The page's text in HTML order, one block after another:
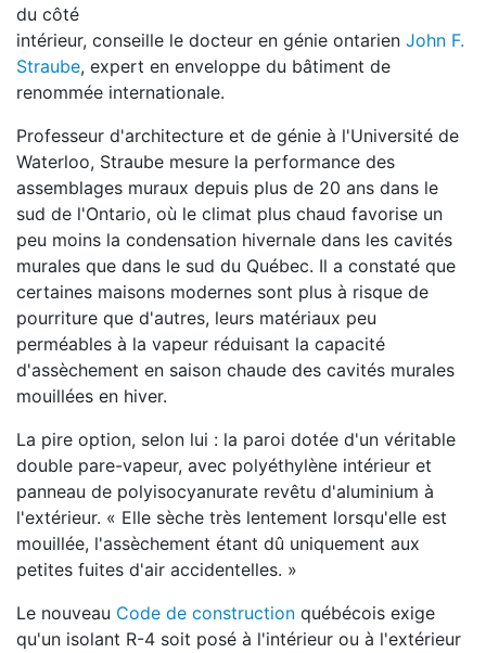
du côté
intérieur, conseille le docteur en génie ontarien John F.
Straube, expert en enveloppe du bâtiment de
renommée internationale.
Professeur d'architecture et de génie à l'Université de
Waterloo, Straube mesure la performance des
assemblages muraux depuis plus de 20 ans dans le
sud de l'Ontario, où le climat plus chaud favorise un
peu moins la condensation hivernale dans les cavités
murales que dans le sud du Québec. Il a constaté que
certaines maisons modernes sont plus à risque de
pourriture que d'autres, leurs matériaux peu
perméables à la vapeur réduisant la capacité
d'assèchement en saison chaude des cavités murales
mouillées en hiver.
La pire option, selon lui : la paroi dotée d'un véritable
double pare-vapeur, avec polyéthylène intérieur et
panneau de polyisocyanurate revêtu d'aluminium à
l'extérieur. « Elle sèche très lentement lorsqu'elle est
mouillée, l'assèchement étant dû uniquement aux
petites fuites d'air accidentelles. »
Le nouveau Code de construction québécois exige
qu'un isolant R-4 soit posé à l'intérieur ou à l'extérieur